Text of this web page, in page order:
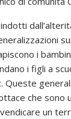
i
i figli a
Queste
che sono
un